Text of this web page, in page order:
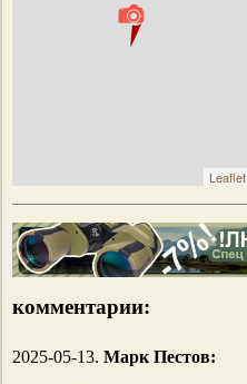
Leaflet
комментарии:
2025-05-13. Марк Пестов: